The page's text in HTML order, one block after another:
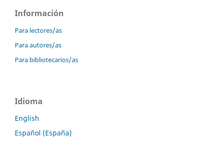
Información
Para lectores/as
Para autores/as
Para bibliotecarios/as
Idioma
English
Español (España)